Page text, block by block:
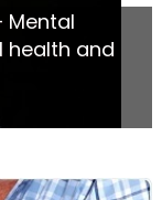
Mental
health and